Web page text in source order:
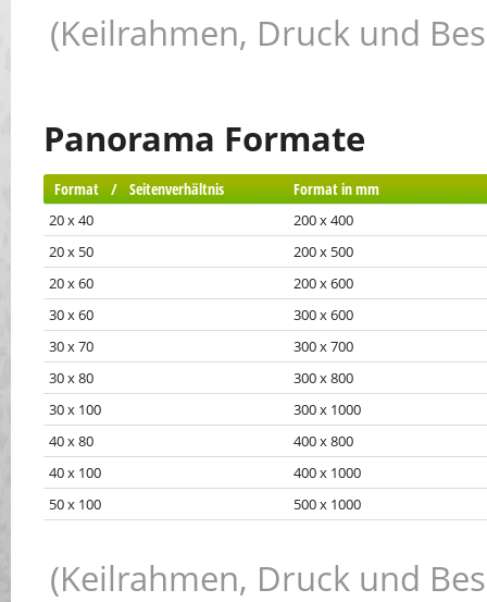
(Keilrahmen, Druck und
Panorama Formate
Format / Seitenverhältnis Format in mm
20 x 40
200 x 400
20 x 50
200 x 500
20 x 60
200 x 600
30 x 60
300 x 600
30 x 70
300 x 700
30 x 80
300 x 800
30 x 100
300 x 1000
40 x 80
400 x 800
40 x 100
400 x 1000
50 x 100
500 x 1000
(Keilrahmen, Druck und